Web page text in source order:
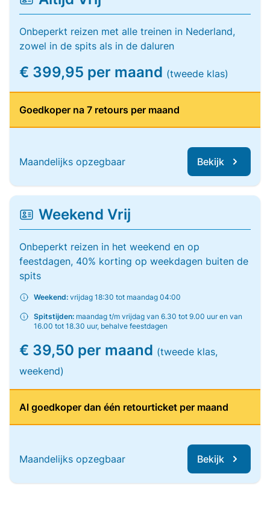
Onbeperkt reizen met alle treinen in Nederland,
zowel in de spits als in de daluren
€ 399,95 per maand (tweede klas)
Goedkoper na 7 retours per maand
Maandelijks opzegbaar Bekijk
Weekend Vrij
Onbeperkt reizen in het weekend en op
feestdagen, 40% korting op weekdagen buiten de
spits
Weekend: vrijdag 18:30 tot maandag 04:00
Spitstijden: maandag t/m vrijdag van 6.30 tot 9.00 uur en van
16.00 tot 18.30 uur, behalve feestdagen
€ 39,50 per maand (tweede klas,
weekend)
Al goedkoper dan één retourticket per maand
Maandelijks opzegbaar Bekijk